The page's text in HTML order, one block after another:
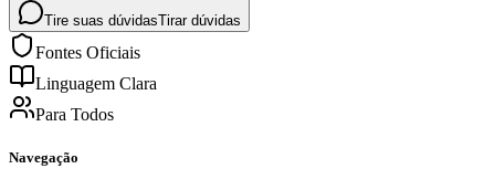
Tire suas dúvidasTirar dúvidas
Fontes Oficiais
Linguagem Clara
Para Todos
Navegação